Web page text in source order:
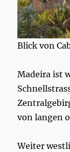
Blick von
Madeira ist
von langen
Weiter